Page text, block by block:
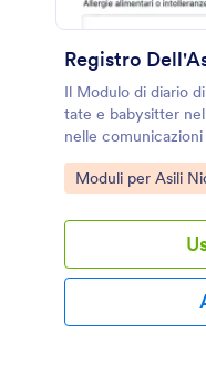
Il Modulo di diario
tate e babysitter
nelle
modulo ordinate e
Go to Category:
Moduli per Asili